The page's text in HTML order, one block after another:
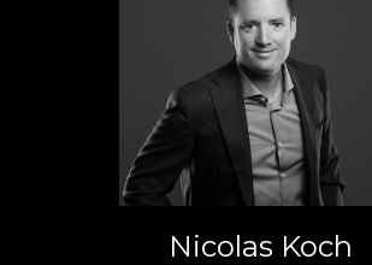
Nicolas Koch